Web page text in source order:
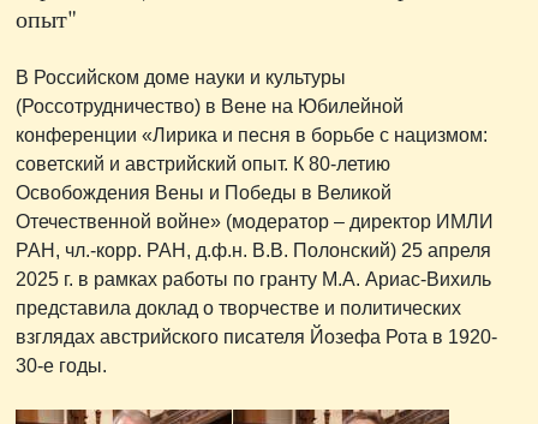
опыт"
В Российском доме науки и культуры
(Россотрудничество) в Вене на Юбилейной
конференции «Лирика и песня в борьбе с нацизмом:
советский и австрийский опыт. К 80-летию
Освобождения Вены и Победы в Великой
Отечественной войне» (модератор – директор ИМЛИ
РАН, чл.-корр. РАН, д.ф.н. В.В. Полонский) 25 апреля
2025 г. в рамках работы по гранту М.А. Ариас-Вихиль
представила доклад о творчестве и политических
взглядах австрийского писателя Йозефа Рота в 1920-
30-е годы.